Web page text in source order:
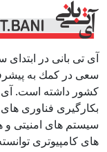
سعى در كمك به
كشور داشته است. آی
بكارگيرى فناوری
سيستم هاى امنيتى و
هاى كامپيوترى